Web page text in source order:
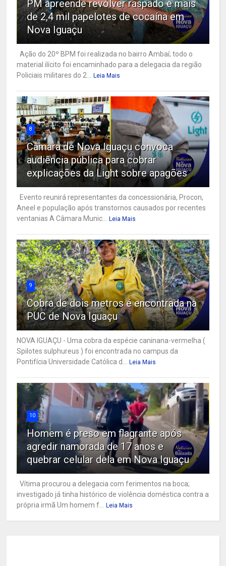
PM apreende revólver raspado e mais
de 2,4 mil papelotes de cocaína em
Nova Iguaçu
Ação do 20º BPM foi realizada no bairro Ambaí; todo o
material ilícito foi encaminhado para a delegacia da região
Policiais militares do 2...
Leia Mais
8
Câmara de Nova Iguaçu convoca
audiência pública para cobrar
explicações da Light sobre apagões
Evento reunirá representantes da concessionária, Procon,
Aneel e população após transtornos causados por recentes
ventanias A Câmara Munic...
Leia Mais
9
Cobra de dois metros é encontrada na
PUC de Nova Iguaçu
NOVA IGUAÇU - Uma cobra da espécie caninana-vermelha (
Spilotes sulphureus ) foi encontrada no campus da
Pontifícia Universidade Católica d...
Leia Mais
10
Homem é preso em flagrante após
agredir namorada de 17 anos e
quebrar celular dela em Nova Iguaçu
Vítima procurou a delegacia com ferimentos na boca;
investigado já tinha histórico de violência doméstica contra a
própria irmã Um homem f...
Leia Mais